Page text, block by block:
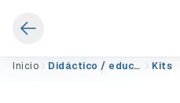
Inicio Didáctico / educativo Kits